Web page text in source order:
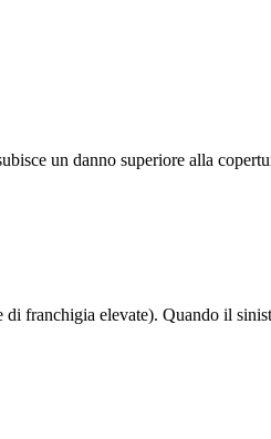
un danno superiore alla
franchigia elevate). Quando il